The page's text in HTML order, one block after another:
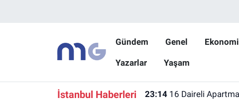
Gündem Genel Ekonomi
Yazarlar Yaşam
İstanbul Haberleri 23:14 16 Daireli
Hava Durumu
İstanbul Namaz Vakitleri